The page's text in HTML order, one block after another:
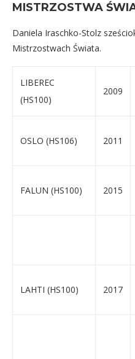
MISTRZOSTWA
Daniela Iraschko-Stolz
Mistrzostwach Świata.
LIBEREC
(HS100)
2009
OSLO (HS106) 2011
FALUN (HS100) 2015
LAHTI (HS100) 2017